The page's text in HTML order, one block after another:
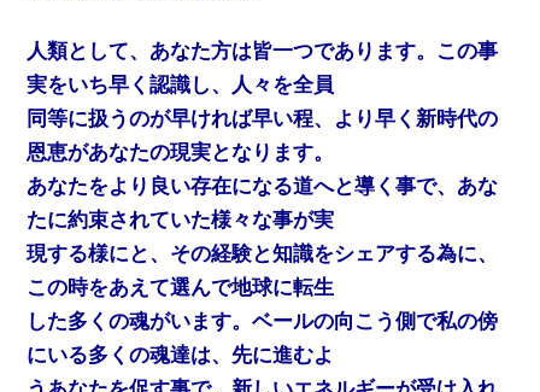
人類として、あなた方は皆一つであります。この事
実をいち早く認識し、人々を全員
同等に扱うのが早ければ早い程、より早く新時代の
恩恵があなたの現実となります。
あなたをより良い存在になる道へと導く事で、あな
たに約束されていた様々な事が実
現する様にと、その経験と知識をシェアする為に、
この時をあえて選んで地球に転生
した多くの魂がいます。ベールの向こう側で私の傍
にいる多くの魂達は、先に進むよ